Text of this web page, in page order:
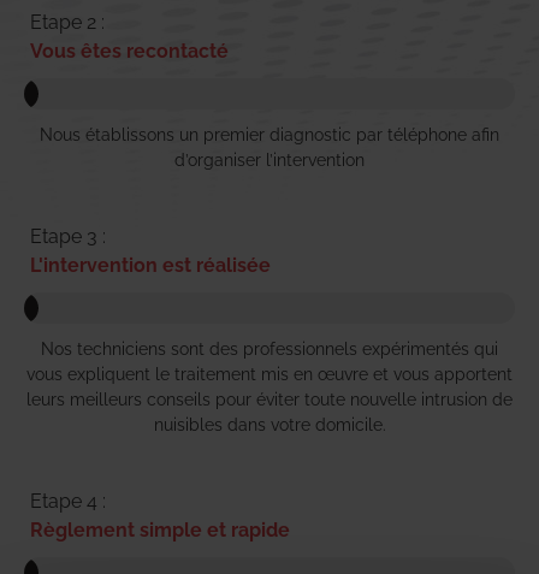
Etape 2 :
Vous êtes recontacté
Nous établissons un premier diagnostic par téléphone afin
d’organiser l’intervention
Etape 3 :
L'intervention est réalisée
Nos techniciens sont des professionnels expérimentés qui
vous expliquent le traitement mis en œuvre et vous apportent
leurs meilleurs conseils pour éviter toute nouvelle intrusion de
nuisibles dans votre domicile.
Etape 4 :
Règlement simple et rapide